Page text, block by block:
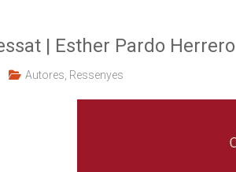
| Esther Pardo Herrero
Autores Ressenyes